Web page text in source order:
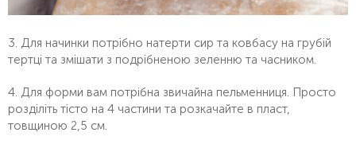
3. Для начинки потрібно натерти сир та ковбасу на грубій
тертці та змішати з подрібненою зеленню та часником.
4. Для форми вам потрібна звичайна пельменниця. Просто
розділіть тісто на 4 частини та розкачайте в пласт,
товщиною 2,5 см.